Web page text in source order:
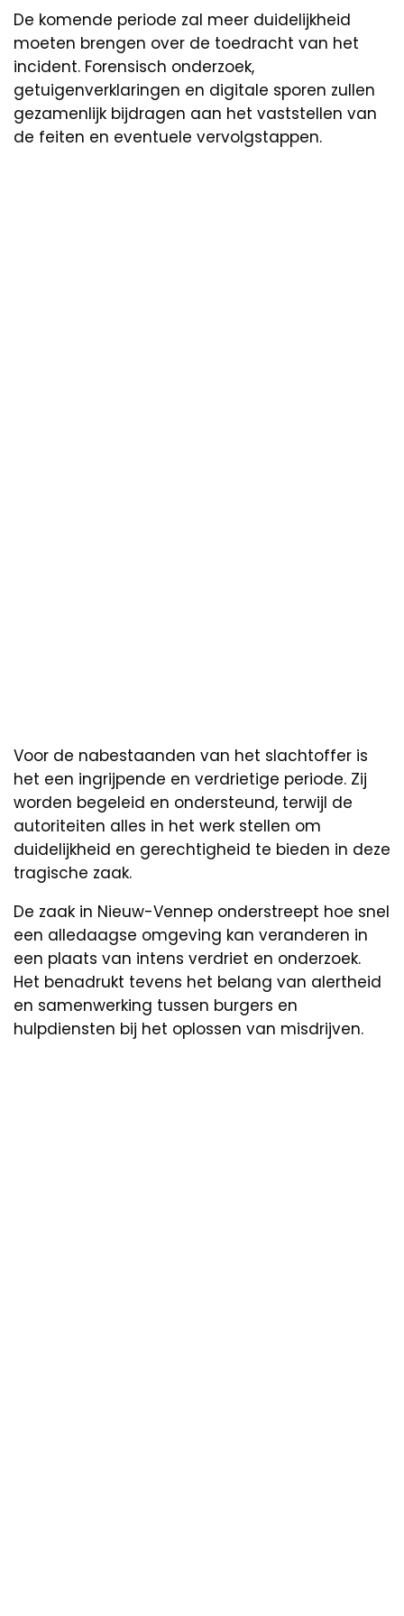
De komende periode zal meer duidelijkheid
moeten brengen over de toedracht van het
incident. Forensisch onderzoek,
getuigenverklaringen en digitale sporen zullen
gezamenlijk bijdragen aan het vaststellen van
de feiten en eventuele vervolgstappen.
Voor de nabestaanden van het slachtoffer is
het een ingrijpende en verdrietige periode. Zij
worden begeleid en ondersteund, terwijl de
autoriteiten alles in het werk stellen om
duidelijkheid en gerechtigheid te bieden in deze
tragische zaak.
De zaak in Nieuw-Vennep onderstreept hoe snel
een alledaagse omgeving kan veranderen in
een plaats van intens verdriet en onderzoek.
Het benadrukt tevens het belang van alertheid
en samenwerking tussen burgers en
hulpdiensten bij het oplossen van misdrijven.